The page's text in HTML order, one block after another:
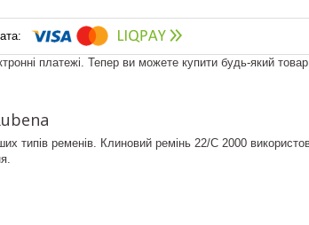
платежі. Тепер ви можете купити будь-який
типів ременів. Клиновий ремінь 22/C 2000